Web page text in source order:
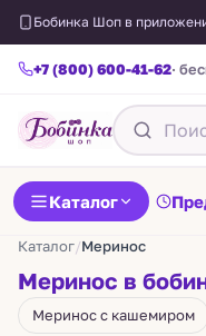
Бобинка Шоп в
+7 (800) 600-41-62·
Каталог
Каталог/Меринос
Меринос в
Меринос с кашемиром